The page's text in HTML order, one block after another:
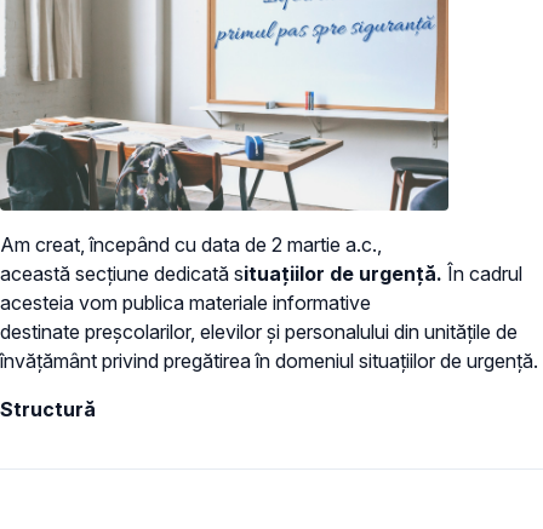
Am creat, începând cu data de 2 martie a.c.,
această secțiune dedicată situațiilor de urgență. În cadrul
acesteia vom publica materiale informative
destinate preșcolarilor, elevilor și personalului din unitățile de
învățământ privind pregătirea în domeniul situațiilor de urgență.
Structură